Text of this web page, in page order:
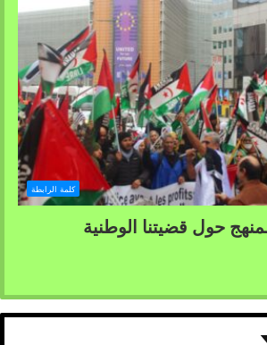
كلمة الرابطة
حول قضيتنا الوطنية